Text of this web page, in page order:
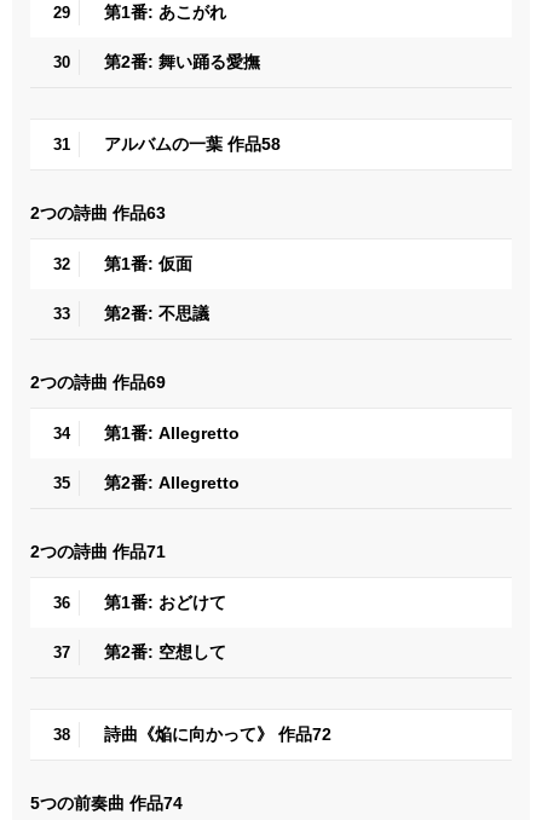
29 第1番: あこがれ
30 第2番: 舞い踊る愛撫
31 アルバムの一葉 作品58
2つの詩曲 作品63
32 第1番: 仮面
33 第2番: 不思議
2つの詩曲 作品69
34 第1番: Allegretto
35 第2番: Allegretto
2つの詩曲 作品71
36 第1番: おどけて
37 第2番: 空想して
38 詩曲《焔に向かって》 作品72
5つの前奏曲 作品74